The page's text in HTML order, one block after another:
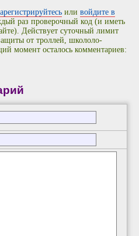
иливойдите в
раз проверочный код (и иметь
Действует суточный лимит
от троллей, школоло-
момент осталось комментариев: